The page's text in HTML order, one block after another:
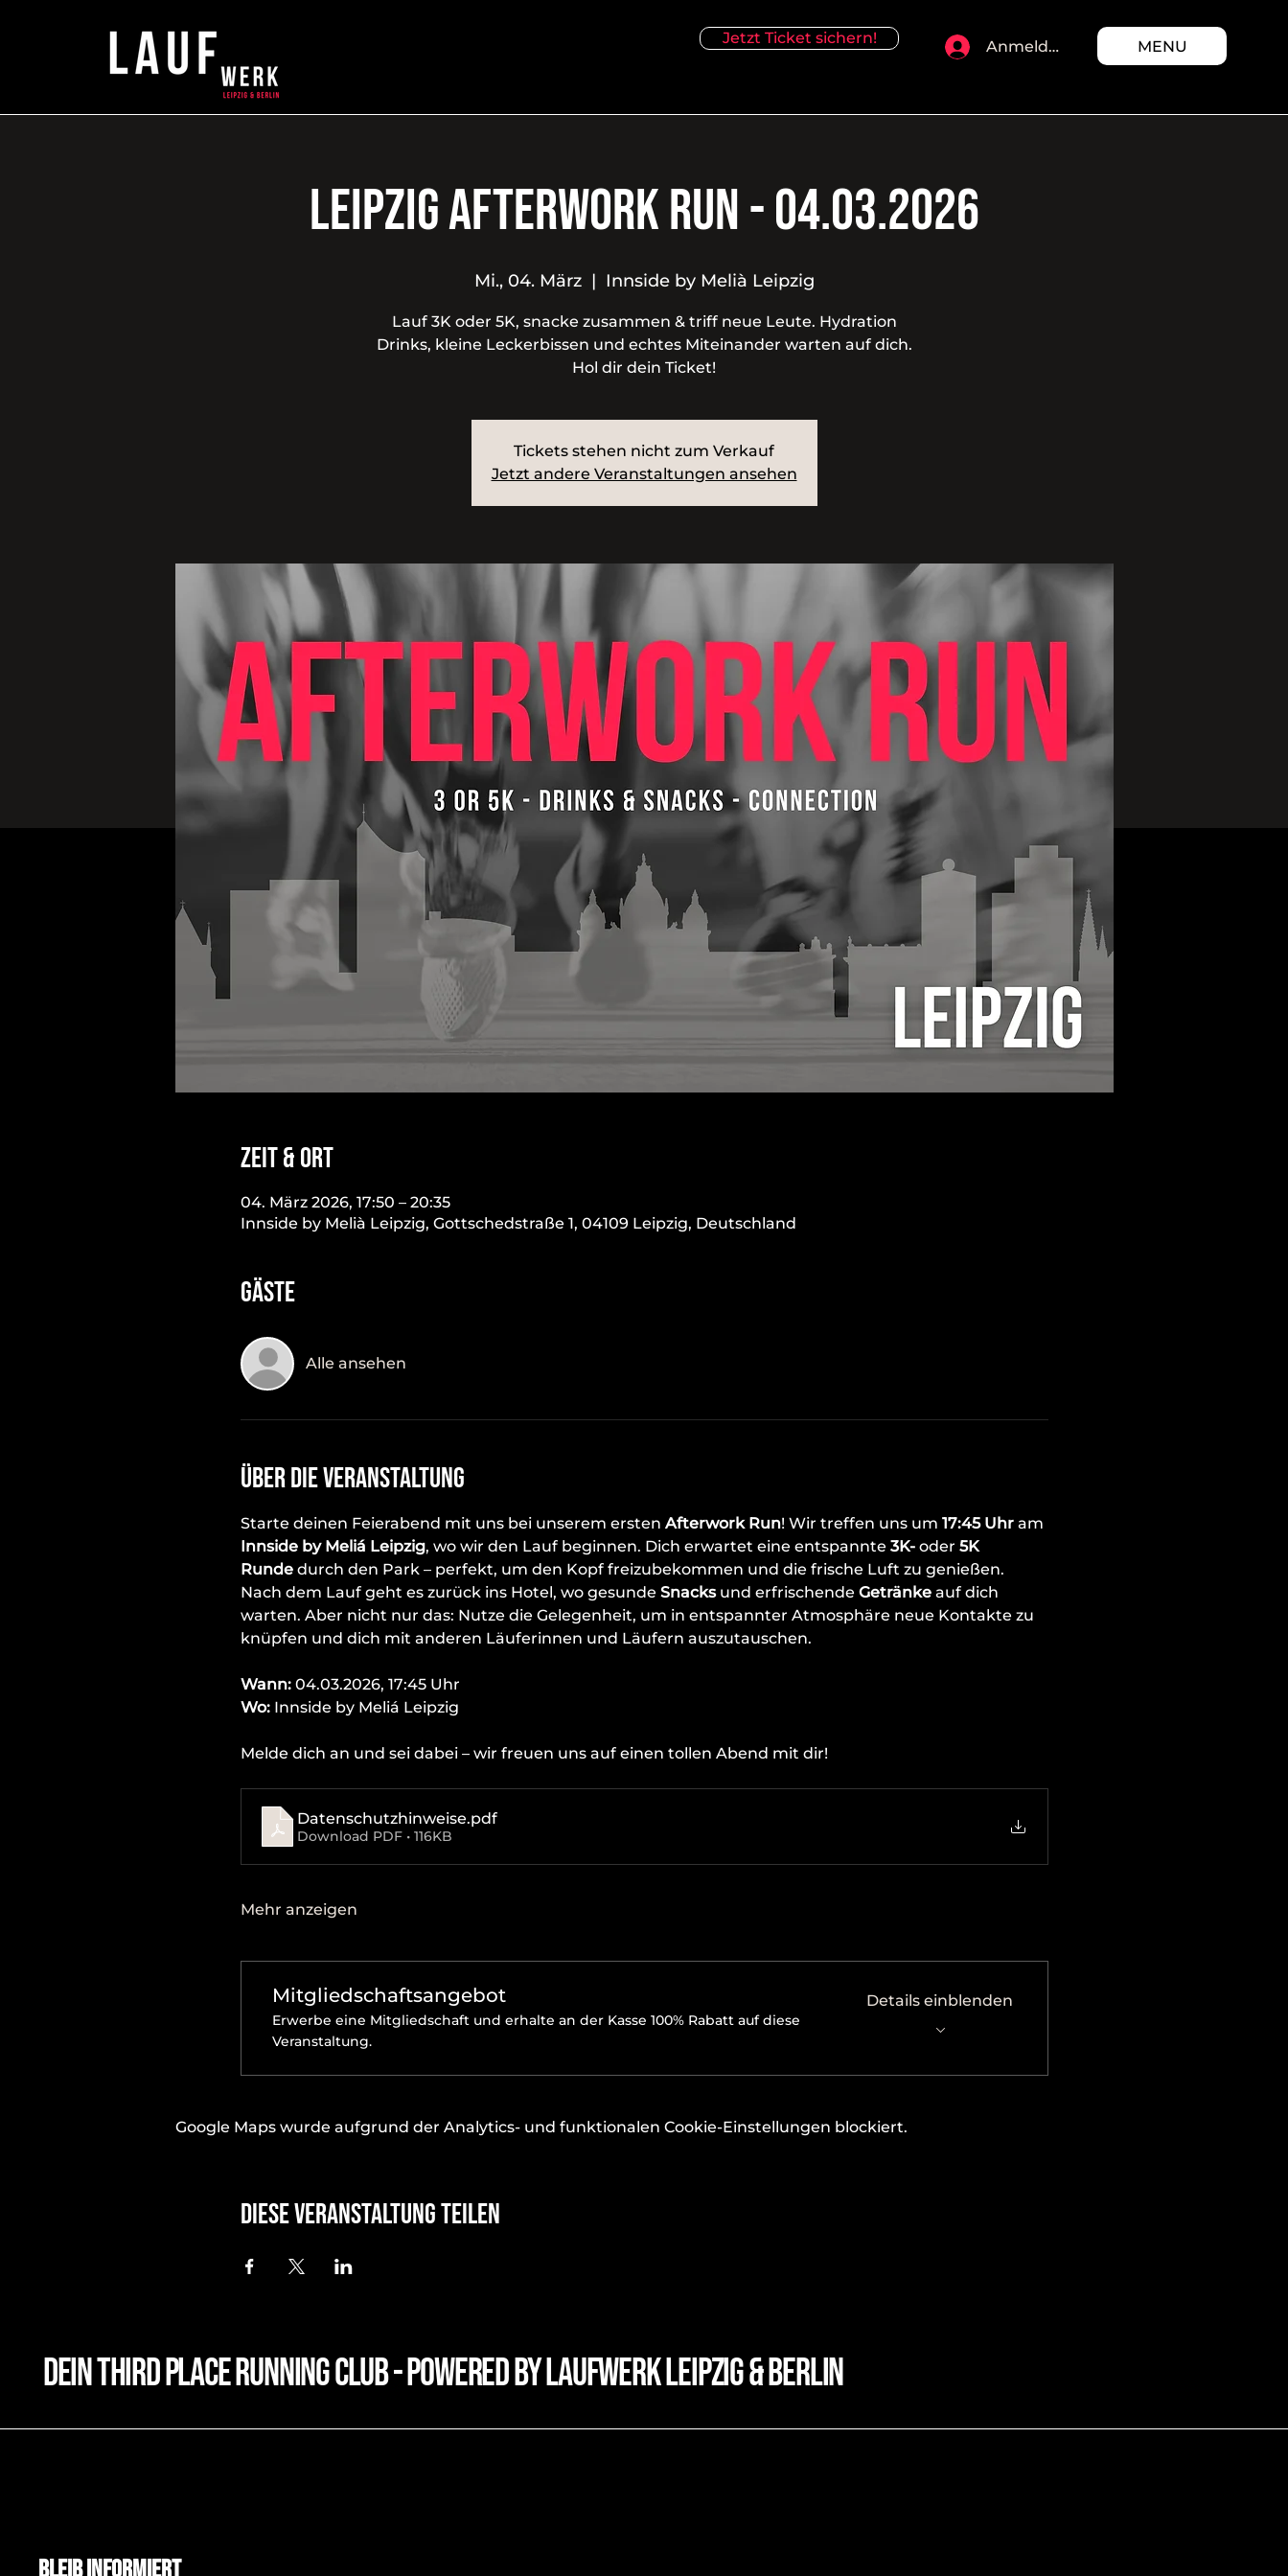
Jetzt Ticket sichern! Anmelden MENU
Leipzig Afterwork Run - 04.03.2026
Mi., 04. März
  |
Innside by Melià Leipzig
Lauf 3K oder 5K, snacke zusammen & triff neue Leute. Hydration
Drinks, kleine Leckerbissen und echtes Miteinander warten auf dich.
Hol dir dein Ticket!
Tickets stehen nicht zum Verkauf
Jetzt andere Veranstaltungen ansehen
Zeit & Ort
04. März 2026, 17:50 – 20:35
Innside by Melià Leipzig, Gottschedstraße 1, 04109 Leipzig, Deutschland
Gäste
Alle ansehen
Über die Veranstaltung
Starte deinen Feierabend mit uns bei unserem ersten Afterwork Run! Wir treffen uns um 17:45 Uhr am
Innside by Meliá Leipzig, wo wir den Lauf beginnen. Dich erwartet eine entspannte 3K- oder 5K
Runde durch den Park – perfekt, um den Kopf freizubekommen und die frische Luft zu genießen.
Nach dem Lauf geht es zurück ins Hotel, wo gesunde Snacks und erfrischende Getränke auf dich
warten. Aber nicht nur das: Nutze die Gelegenheit, um in entspannter Atmosphäre neue Kontakte zu
knüpfen und dich mit anderen Läuferinnen und Läufern auszutauschen.
Wann: 04.03.2026, 17:45 Uhr
Wo: Innside by Meliá Leipzig
Melde dich an und sei dabei – wir freuen uns auf einen tollen Abend mit dir!
Datenschutzhinweise.pdf
Download PDF • 116KB
Mehr anzeigen
Mitgliedschaftsangebot
Erwerbe eine Mitgliedschaft und erhalte an der Kasse 100% Rabatt auf diese
Veranstaltung.
Details einblenden
Google Maps wurde aufgrund der Analytics- und funktionalen Cookie-Einstellungen blockiert.
Diese Veranstaltung teilen
dein third place running club - powered by laufwerk leipzig & Berlin